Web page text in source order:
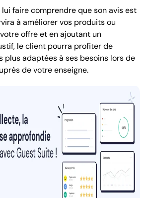
lui faire comprendre que son avis est
à améliorer vos produits ou
offre et en ajoutant un
le client pourra profiter de
plus adaptées à ses besoins lors de
de votre enseigne.